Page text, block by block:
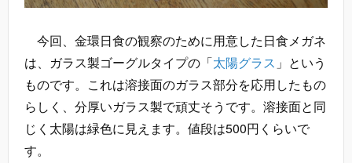
今回、金環日食の観察のために用意した日食メガネ
は、ガラス製ゴーグルタイプの「太陽グラス 」という
ものです。これは溶接面のガラス部分を応用したもの
らしく、分厚いガラス製で頑丈そうです。溶接面と同
じく太陽は緑色に見えます。値段は500円くらいで
す。